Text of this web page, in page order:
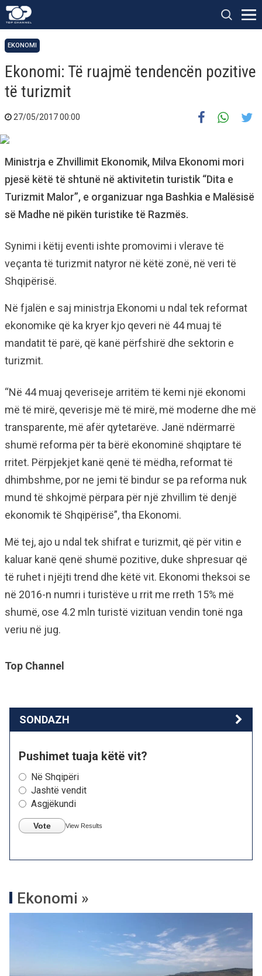
EKONOMI
Ekonomi: Të ruajmë tendencën pozitive
të turizmit
27/05/2017 00:00
Ministrja e Zhvillimit Ekonomik, Milva Ekonomi mori
pjesë këtë të shtunë në aktivitetin turistik “Dita e
Turizmit Malor”, e organizuar nga Bashkia e Malësisë
së Madhe në pikën turistike të Razmës.
Synimi i këtij eventi ishte promovimi i vlerave të
veçanta të turizmit natyror në këtë zonë, në veri të
Shqipërisë.
Në fjalën e saj ministrja Ekonomi u ndal tek reformat
ekonomike që ka kryer kjo qeveri në 44 muaj të
mandatit të parë, që kanë përfshirë dhe sektorin e
turizmit.
“Në 44 muaj qeveriseje arritëm të kemi një ekonomi
më të mirë, qeverisje më të mirë, më moderne dhe më
transparente, më afër qytetarëve. Janë ndërmarrë
shumë reforma për ta bërë ekonominë shqiptare të
rritet. Përpjekjet kanë qenë të mëdha, reformat të
dhimbshme, por ne jemi të bindur se pa reforma nuk
mund të shkojmë përpara për një zhvillim të denjë
ekonomik të Shqipërisë”, tha Ekonomi.
Më tej, ajo u ndal tek shifrat e turizmit, që për vitin e
kaluar kanë qenë shumë pozitive, duke shpresuar që
të ruhet i njëjti trend dhe këtë vit. Ekonomi theksoi se
në 2016-n numri i turistëve u rrit me rreth 15% më
shumë, ose 4.2 mln turistë vizituan vendin tonë nga
veriu në jug.
Top Channel
SONDAZH
Pushimet tuaja këtë vit?
Në Shqipëri
Jashtë vendit
Asgjëkundi
Vote View Results
Ekonomi »